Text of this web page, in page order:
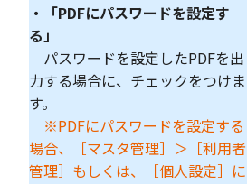
・「PDFにパスワードを設定す
る」
パスワードを設定したPDFを出
力する場合に、チェックをつけま
す。
※PDFにパスワードを設定する
場合、［マスタ管理］＞［利用者
管理］もしくは、［個人設定］に